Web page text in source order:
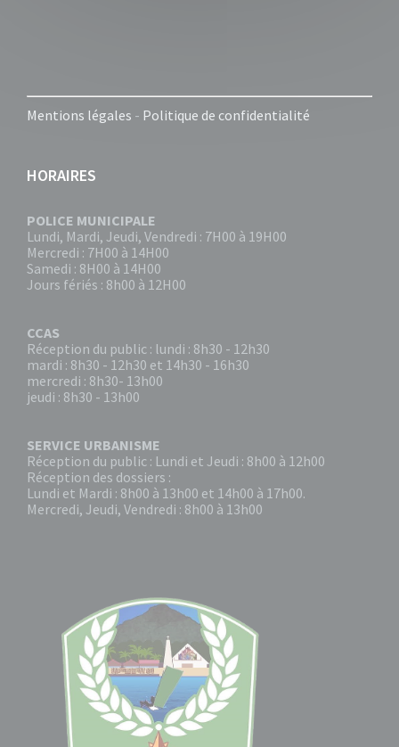
Mentions légales - Politique de confidentialité
HORAIRES
POLICE MUNICIPALE
Lundi, Mardi, Jeudi, Vendredi : 7H00 à 19H00
Mercredi : 7H00 à 14H00
Samedi : 8H00 à 14H00
Jours fériés : 8h00 à 12H00
CCAS
Réception du public : lundi : 8h30 - 12h30
mardi : 8h30 - 12h30 et 14h30 - 16h30
mercredi : 8h30- 13h00
jeudi : 8h30 - 13h00
SERVICE URBANISME
Réception du public : Lundi et Jeudi : 8h00 à 12h00
Réception des dossiers :
Lundi et Mardi : 8h00 à 13h00 et 14h00 à 17h00.
Mercredi, Jeudi, Vendredi : 8h00 à 13h00